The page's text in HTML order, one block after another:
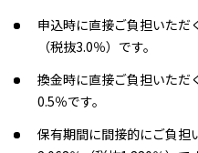
申込時に直接ご負担いた
（税抜3.0％）です。
換金時に直接ご負担いた
0.5％です。
保有期間に間接的にご負